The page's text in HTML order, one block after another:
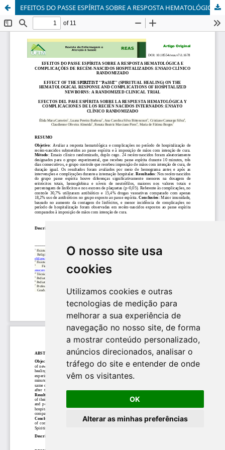
O nosso site usa
cookies
Utilizamos cookies e outras
tecnologias de medição para
melhorar a sua experiência de
navegação no nosso site, de forma
a mostrar conteúdo personalizado,
anúncios direcionados, analisar o
tráfego do site e entender de onde
vêm os visitantes.
OK
Alterar as minhas preferências
EFEITOS DO PASSE ESPÍRITA SOBRE A RESPOSTA HEMATOLÓGICA E COMPLICAÇÕES EM RECÉM-NASCIDOS HOSPITALIZADOS